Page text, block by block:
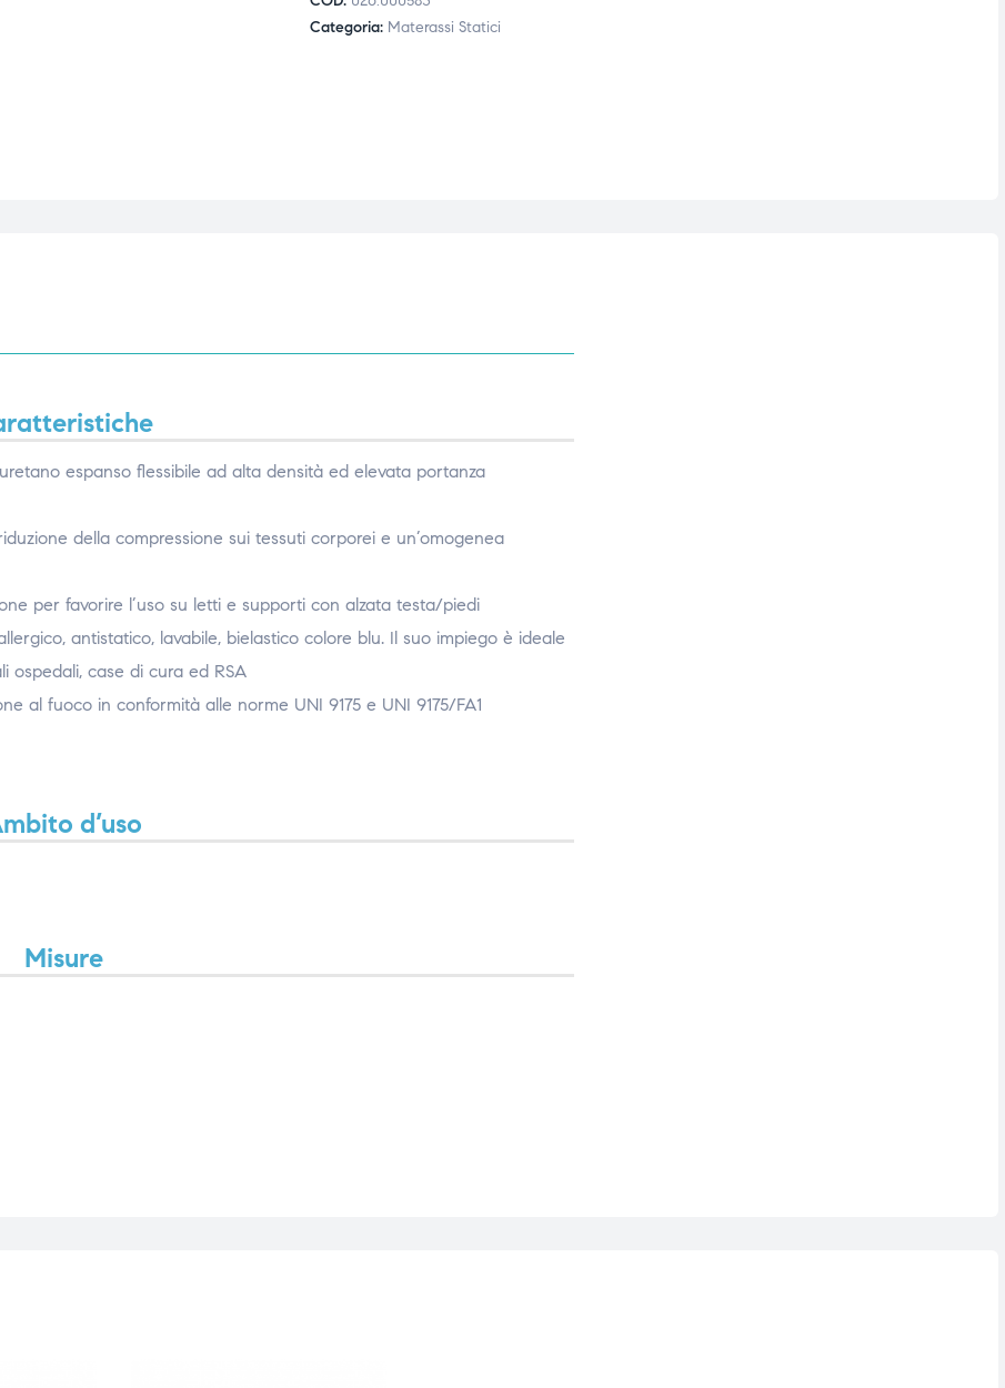
Categoria: Materassi Statici
espanso flessibile ad alta densità ed elevata portanza
della compressione sui tessuti corporei e un’omogenea
per favorire l’uso su letti e supporti con alzata testa/piedi
antistatico, lavabile, bielastico colore blu. Il suo impiego è ideale
ospedali, case di cura ed RSA
al fuoco in conformità alle norme UNI 9175 e UNI 9175/FA1
d’uso
Misure